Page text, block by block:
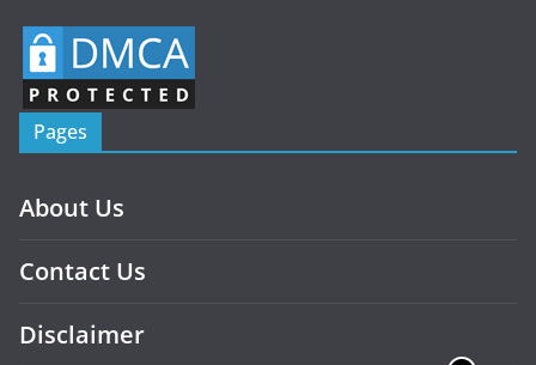
Pages
About Us
Contact Us
Disclaimer